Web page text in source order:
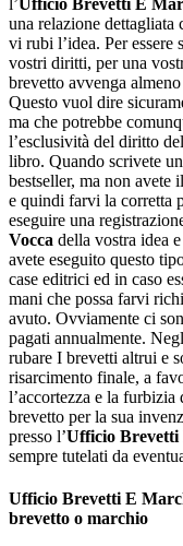
una relazione dettagliata
vi rubi l’idea. Per
vostri diritti, per una
brevetto avvenga
Questo vuol dire
ma che potrebbe
l’esclusività del diritto
libro. Quando scrivete
bestseller, ma non avete
e quindi farvi la corretta
eseguire una
Vocca della vostra idea
avete eseguito questo
case editrici ed in caso
mani che possa farvi
avuto. Ovviamente ci
pagati annualmente.
rubare I brevetti altrui e
risarcimento finale, a
l’accortezza e la furbizia
brevetto per la sua
presso l’Ufficio Brevetti
sempre tutelati da
Ufficio Brevetti E
brevetto o marchio